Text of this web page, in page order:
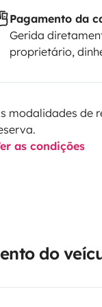
Pagamento da
Gerida
proprietário,
modalidades de
as condições
do